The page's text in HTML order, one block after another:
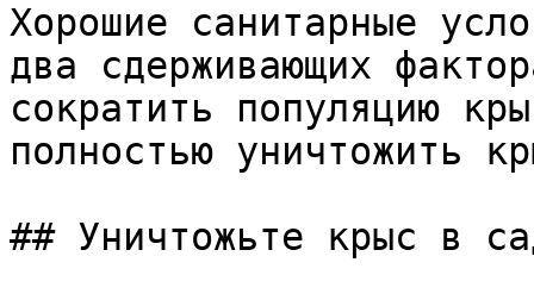
Хорошие санитарные
два сдерживающих
сократить популяцию
полностью уничтожить
## Уничтожьте крыс в